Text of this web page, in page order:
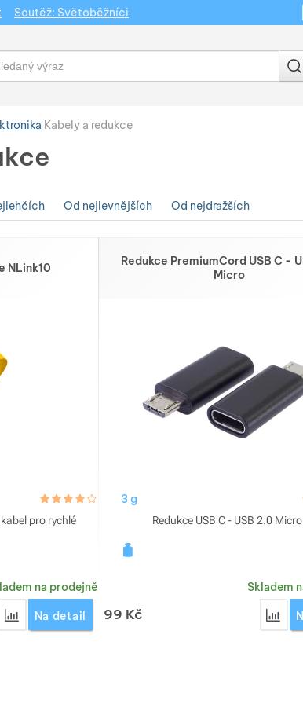
Kabely a redukce
Od nejlevnějších Od nejdražších
NLink10
hodnoceni_zakazniku
4.3 / 5
pro rychlé
na prodejně
Přidat 'Kabel USB-C Nitecore NLink10' k porovnání
Na detail
Redukce PremiumCord USB C -
Micro
3 g
Redukce USB C - USB 2.0
Skladem
99 Kč
Soutěž: Světoběžníci